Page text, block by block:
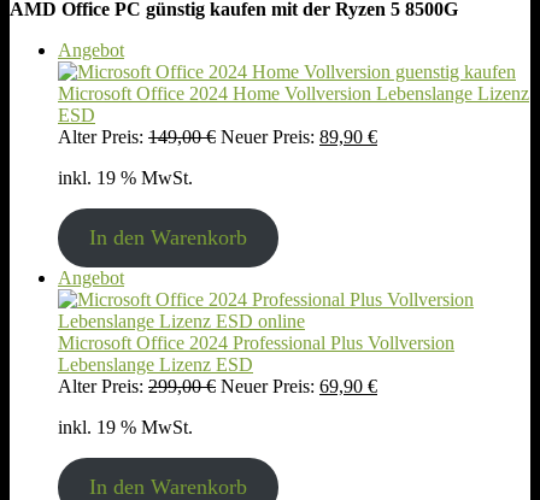
AMD Office PC günstig kaufen mit der Ryzen 5 8500G
AngebotProdukt
im
Angebot
Microsoft Office 2024 Home Vollversion Lebenslange Lizenz
ESD
Alter Preis: 149,00€ Ursprünglicher
Neuer Preis: 89,90 €Aktueller
inkl. 19 % MwSt.
In den Warenkorb
AngebotProdukt
im
Angebot
Microsoft Office 2024 Professional Plus Vollversion
Lebenslange Lizenz ESD
Alter Preis: 299,00€ Ursprünglicher
Neuer Preis: 69,90 €Aktueller
inkl. 19 % MwSt.
In den Warenkorb